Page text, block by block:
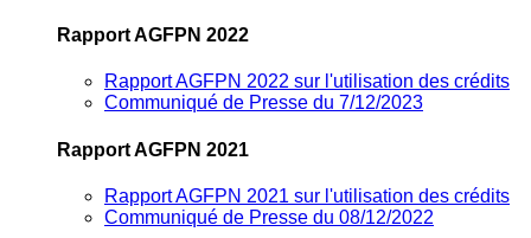
Rapport AGFPN 2022
Rapport AGFPN 2022 sur l'utilisation des crédits
Communiqué de Presse du 7/12/2023
Rapport AGFPN 2021
Rapport AGFPN 2021 sur l'utilisation des crédits
Communiqué de Presse du 08/12/2022